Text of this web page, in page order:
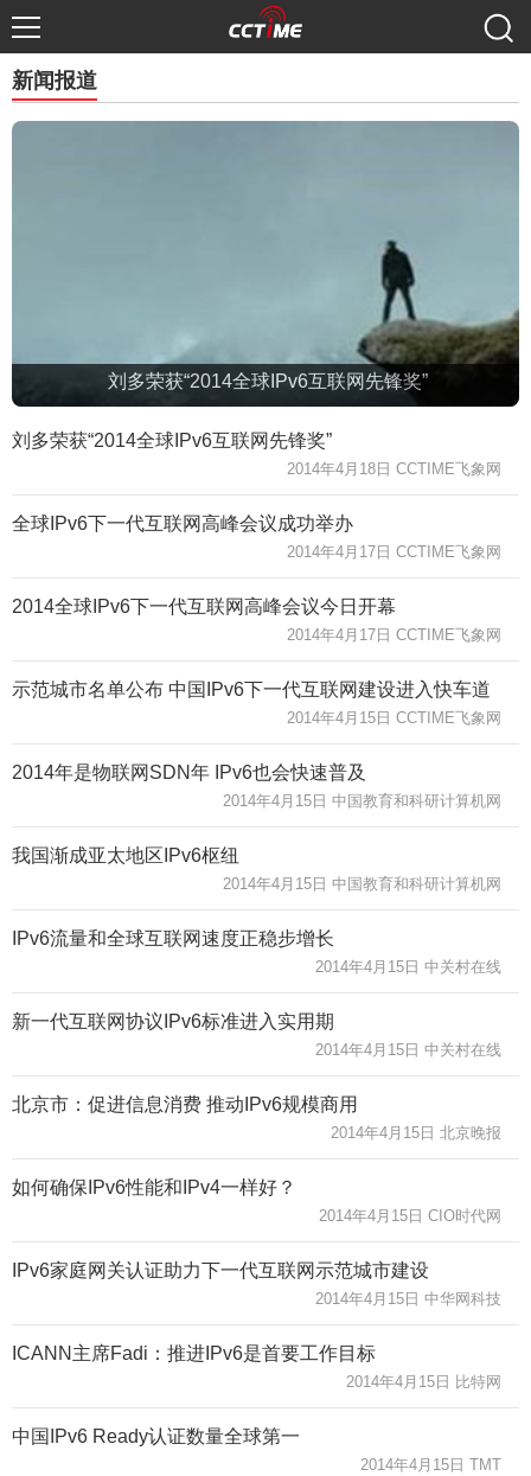
新闻报道
刘多荣获“2014全球IPv6互联网先锋奖”
刘多荣获“2014全球IPv6互联网先锋奖”
2014年4月18日 CCTIME飞象网
全球IPv6下一代互联网高峰会议成功举办
2014年4月17日 CCTIME飞象网
2014全球IPv6下一代互联网高峰会议今日开幕
2014年4月17日 CCTIME飞象网
示范城市名单公布 中国IPv6下一代互联网建设进入快车道
2014年4月15日 CCTIME飞象网
2014年是物联网SDN年 IPv6也会快速普及
2014年4月15日 中国教育和科研计算机网
我国渐成亚太地区IPv6枢纽
2014年4月15日 中国教育和科研计算机网
IPv6流量和全球互联网速度正稳步增长
2014年4月15日 中关村在线
新一代互联网协议IPv6标准进入实用期
2014年4月15日 中关村在线
北京市：促进信息消费 推动IPv6规模商用
2014年4月15日 北京晚报
如何确保IPv6性能和IPv4一样好？
2014年4月15日 CIO时代网
IPv6家庭网关认证助力下一代互联网示范城市建设
2014年4月15日 中华网科技
ICANN主席Fadi：推进IPv6是首要工作目标
2014年4月15日 比特网
中国IPv6 Ready认证数量全球第一
2014年4月15日 TMT